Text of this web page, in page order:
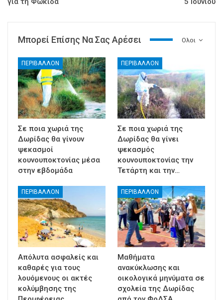
Ολοι
Μπορεί Επίσης Να Σας Αρέσει
ΠΕΡΙΒΑΛΛΟΝ
Σε ποια χωριά της
Δωρίδας θα γίνουν
ψεκασμοί
κουνουποκτονίας μέσα
στην εβδομάδα
ΠΕΡΙΒΑΛΛΟΝ
Σε ποια χωριά της
Δωρίδας θα γίνει
ψεκασμός
κουνουποκτονίας την
Τετάρτη και την…
ΠΕΡΙΒΑΛΛΟΝ
Απόλυτα ασφαλείς και
καθαρές για τους
λουόμενους οι ακτές
κολύμβησης της
ΠΕΡΙΒΑΛΛΟΝ
Μαθήματα
ανακύκλωσης και
οικολογικά μηνύματα σε
σχολεία της Δωρίδας